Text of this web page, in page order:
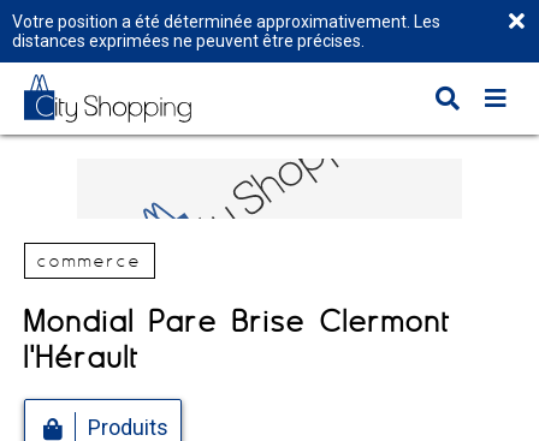
Votre position a été déterminée approximativement. Les
distances exprimées ne peuvent être précises.
commerce
Mondial Pare Brise Clermont
l'Hérault
Produits